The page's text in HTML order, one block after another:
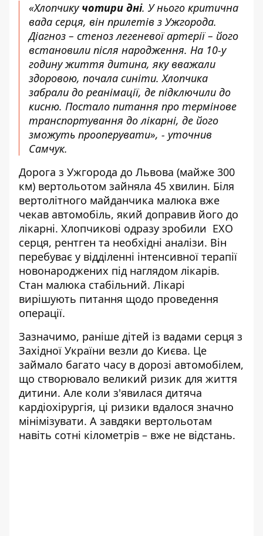
«Хлопчику чотири дні. У нього критична
вада серця, він прилетів з Ужгорода.
Діагноз – стеноз легеневої артерії – його
встановили після народження. На 10-у
годину життя дитина, яку вважали
здоровою, почала синіти. Хлопчика
забрали до реанімації, де підключили до
кисню. Постало питання про термінове
транспортування до лікарні, де його
зможуть прооперувати», - уточнив
Самчук.
Дорога з Ужгорода до Львова (майже 300
км) вертольотом зайняла 45 хвилин. Біля
вертолітного майданчика малюка вже
чекав автомобіль, який доправив його до
лікарні. Хлопчикові одразу зробили ЕХО
серця, рентген та необхідні аналізи. Він
перебуває у відділенні інтенсивної терапії
новонароджених під наглядом лікарів.
Стан малюка стабільний. Лікарі
вирішують питання щодо проведення
операції.
Зазначимо, раніше дітей із вадами серця з
Західної України везли до Києва. Це
займало багато часу в дорозі автомобілем,
що створювало великий ризик для життя
дитини. Але коли з'явилася дитяча
кардіохірургія, ці ризики вдалося значно
мінімізувати. А завдяки вертольотам
навіть сотні кілометрів – вже не відстань.